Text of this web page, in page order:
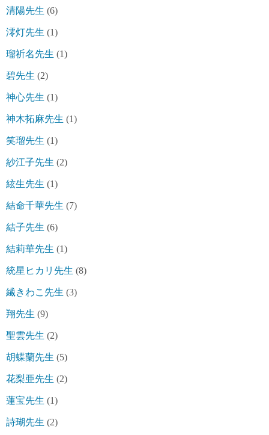
清陽先生 (6)
澪灯先生 (1)
瑠祈名先生 (1)
碧先生 (2)
神心先生 (1)
神木拓麻先生 (1)
笑瑠先生 (1)
紗江子先生 (2)
絃生先生 (1)
結命千華先生 (7)
結子先生 (6)
結莉華先生 (1)
統星ヒカリ先生 (8)
繊きわこ先生 (3)
翔先生 (9)
聖雲先生 (2)
胡蝶蘭先生 (5)
花梨亜先生 (2)
蓮宝先生 (1)
詩瑚先生 (2)